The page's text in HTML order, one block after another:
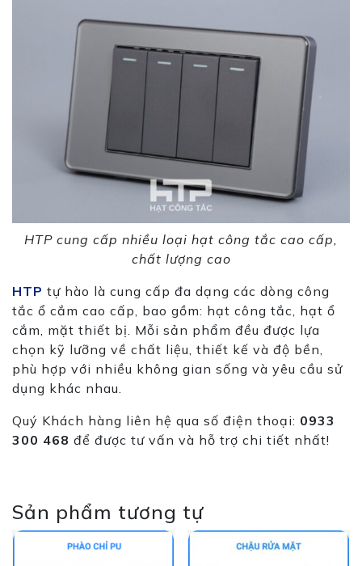
HTP cung cấp nhiều loại hạt công tắc cao cấp,
chất lượng cao
HTP tự hào là cung cấp đa dạng các dòng công
tắc ổ cắm cao cấp, bao gồm: hạt công tắc, hạt ổ
cắm, mặt thiết bị. Mỗi sản phẩm đều được lựa
chọn kỹ lưỡng về chất liệu, thiết kế và độ bền,
phù hợp với nhiều không gian sống và yêu cầu sử
dụng khác nhau.
Quý Khách hàng liên hệ qua số điện thoại: 0933
300 468 để được tư vấn và hỗ trợ chi tiết nhất!
Sản phẩm tương tự